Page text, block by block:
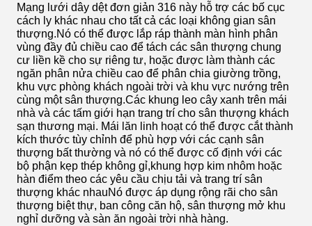
Mạng lưới dây dệt đơn giản 316 này hỗ trợ các bố cục
cách ly khác nhau cho tất cả các loại không gian sân
thượng.Nó có thể được lắp ráp thành màn hình phân
vùng đầy đủ chiều cao để tách các sân thượng chung
cư liền kề cho sự riêng tư, hoặc được làm thành các
ngăn phân nửa chiều cao để phân chia giường trồng,
khu vực phòng khách ngoài trời và khu vực nướng trên
cùng một sân thượng.Các khung leo cây xanh trên mái
nhà và các tấm giới hạn trang trí cho sân thượng khách
sạn thương mại. Mái lăn linh hoạt có thể được cắt thành
kích thước tùy chỉnh để phù hợp với các cạnh sân
thượng bất thường và nó có thể được cố định với các
bộ phận kẹp thép không gỉ,khung hợp kim nhôm hoặc
hàn điểm theo các yêu cầu chịu tải và trang trí sân
thượng khác nhauNó được áp dụng rộng rãi cho sân
thượng biệt thự, ban công căn hộ, sân thượng mở khu
nghỉ dưỡng và sàn ăn ngoài trời nhà hàng.